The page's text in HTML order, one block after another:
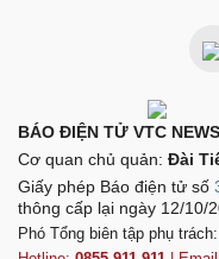
BÁO ĐIỆN TỬ VTC NEWS
Cơ quan chủ quản: Đài
Giấy phép Báo điện tử số
thông cấp lại ngày 12/10/
Phó Tổng biên tập phụ trách: